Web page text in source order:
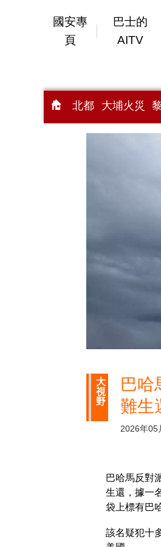
國安專
頁
巴士的
AITV
北都 大埔火災
大
視
野
巴哈
難生
2026年05
巴哈馬反對
生還，據一
袋上標有巴
該名疑犯十